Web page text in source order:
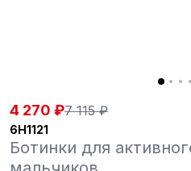
4 270 ₽7 115 ₽
6H1121
Ботинки для